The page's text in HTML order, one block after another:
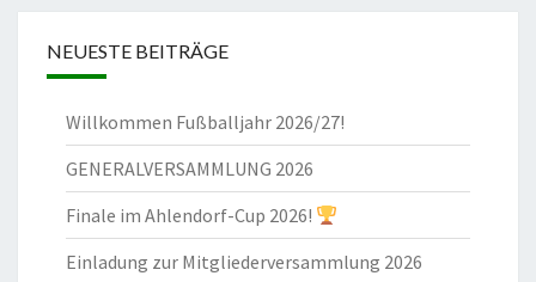
NEUESTE BEITRÄGE
Willkommen Fußballjahr 2026/27!
GENERALVERSAMMLUNG 2026
Finale im Ahlendorf-Cup 2026!
Einladung zur Mitgliederversammlung 2026